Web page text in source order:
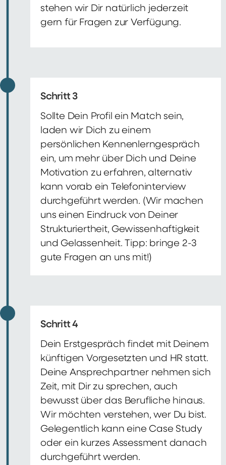
stehen wir Dir natürlich jederzeit
gern für Fragen zur Verfügung.
Schritt 3
Sollte Dein Profil ein Match sein,
laden wir Dich zu einem
persönlichen Kennenlerngespräch
ein, um mehr über Dich und Deine
Motivation zu erfahren, alternativ
kann vorab ein Telefoninterview
durchgeführt werden. (Wir machen
uns einen Eindruck von Deiner
Strukturiertheit, Gewissenhaftigkeit
und Gelassenheit. Tipp: bringe 2-3
gute Fragen an uns mit!)
Schritt 4
Dein Erstgespräch findet mit Deinem
künftigen Vorgesetzten und HR statt.
Deine Ansprechpartner nehmen sich
Zeit, mit Dir zu sprechen, auch
bewusst über das Berufliche hinaus.
Wir möchten verstehen, wer Du bist.
Gelegentlich kann eine Case Study
oder ein kurzes Assessment danach
durchgeführt werden.